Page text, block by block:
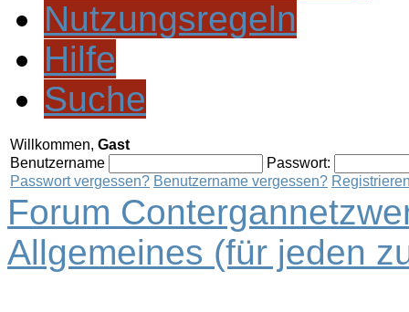
Nutzungsregeln
Hilfe
Suche
Willkommen, Gast
Benutzername
Passwort:
Passwort vergessen? Benutzername vergessen?
Forum
Allgemeines (für jeden